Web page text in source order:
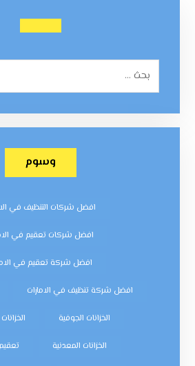
وسوم
افضل شركات التنظيف في
افضل شركات تعقيم في
افضل شركة تعقيم في
افضل شركة تنظيف في الامارات
الخزانات الجوفية
الخزانات المعدنية